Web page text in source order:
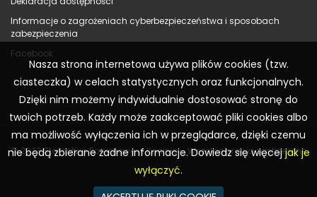
Informacje o zagrożeniach cyberbezpieczeństwa i sposobach
zabezpieczenia
Facebook
© 2023 Starostwo Powiatowe w Koninie – Wszelkie prawa zastrzeżone
Nasza strona internetowa używa plików cookies (tzw.
ciasteczka) w celach statystycznych oraz funkcjonalnych.
Dzięki nim możemy indywidualnie dostosować stronę do
twoich potrzeb. Każdy może zaakceptować pliki cookies albo
ma możliwość wyłączenia ich w przeglądarce, dzięki czemu
nie będą zbierane żadne informacje. Dowiedz się więcejjak je
wyłączyć.